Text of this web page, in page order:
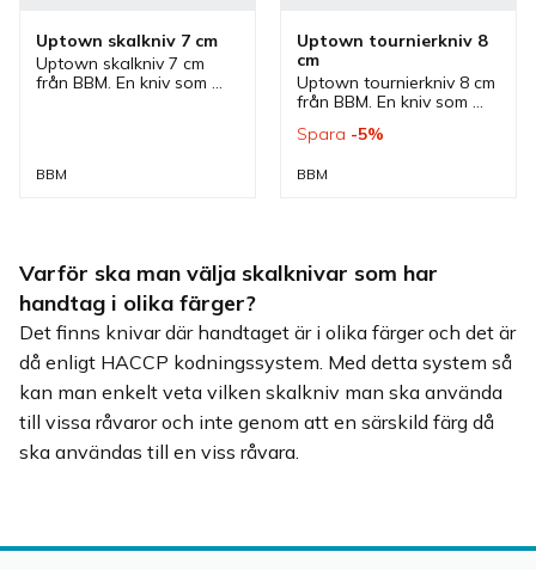
Uptown skalkniv 7 cm
Uptown skalkniv 7 cm
från BBM. En kniv som
BBM
Uptown tournierkniv 8
cm
Uptown tournierkniv 8 cm
från BBM. En kniv som
knivar finns. Knivar som
kök.
Spara 5%
BBM
Varför ska man välja skalknivar som har
handtag i olika färger?
Det finns knivar där handtaget är i olika färger och det är
då enligt HACCP kodningssystem. Med detta system så
kan man enkelt veta vilken skalkniv man ska använda
till vissa råvaror och inte genom att en särskild färg då
ska användas till en viss råvara.